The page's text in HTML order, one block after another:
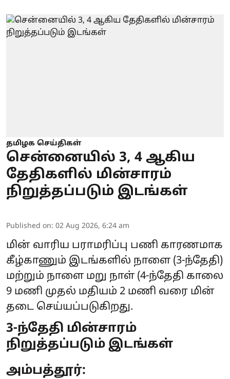
தமிழக செய்திகள்
சென்னையில் 3, 4 ஆகிய
தேதிகளில் மின்சாரம்
நிறுத்தப்படும் இடங்கள்
Published on: 02 Aug 2026, 6:24 am
மின் வாரிய பராமரிப்பு பணி காரணமாக
கீழ்காணும் இடங்களில் நாளை (3-ந்தேதி)
மற்றும் நாளை மறு நாள் (4-ந்தேதி காலை
9 மணி முதல் மதியம் 2 மணி வரை மின்
தடை செய்யப்படுகிறது.
3-ந்தேதி மின்சாரம்
நிறுத்தப்படும் இடங்கள்
அம்பத்தூர்: